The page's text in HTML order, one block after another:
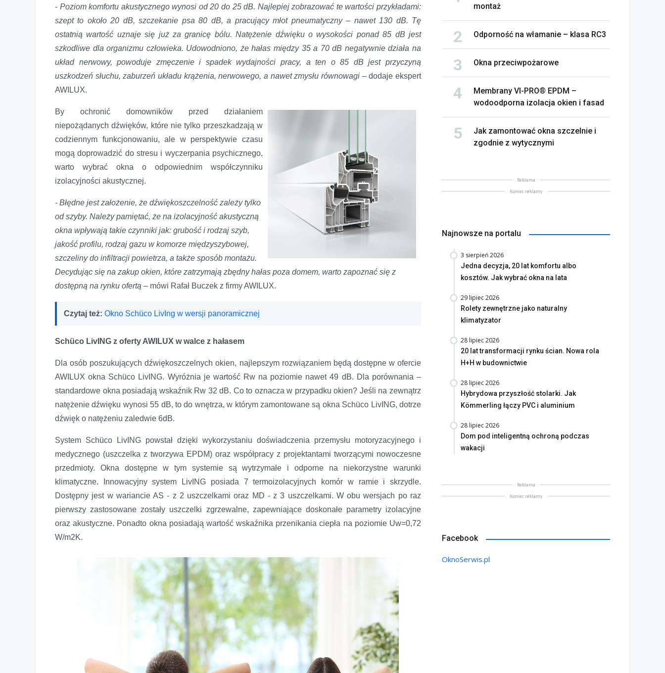
- Poziom komfortu akustycznego wynosi od 20 do 25 dB. Najlepiej zobrazować te wartości przykładami:
szept to około 20 dB, szczekanie psa 80 dB, a pracujący młot pneumatyczny – nawet 130 dB. Tę
ostatnią wartość uznaje się już za granicę bólu. Natężenie dźwięku o wysokości ponad 85 dB jest
szkodliwe dla organizmu człowieka. Udowodniono, że hałas między 35 a 70 dB negatywnie działa na
układ nerwowy, powoduje zmęczenie i spadek wydajności pracy, a ten o 85 dB jest przyczyną
uszkodzeń słuchu, zaburzeń układu krążenia, nerwowego, a nawet zmysłu równowagi – dodaje ekspert
AWILUX.
By ochronić domowników przed działaniem
niepożądanych dźwięków, które nie tylko przeszkadzają w
codziennym funkcjonowaniu, ale w perspektywie czasu
mogą doprowadzić do stresu i wyczerpania psychicznego,
warto wybrać okna o odpowiednim współczynniku
izolacyjności akustycznej.
- Błędne jest założenie, że dźwiękoszczelność zależy tylko
od szyby. Należy pamiętać, że na izolacyjność akustyczną
okna wpływają takie czynniki jak: grubość i rodzaj szyb,
jakość profilu, rodzaj gazu w komorze międzyszybowej,
szczeliny do infiltracji powietrza, a także sposób montażu.
Decydując się na zakup okien, które zatrzymają zbędny hałas poza domem, warto zapoznać się z
dostępną na rynku ofertą – mówi Rafał Buczek z firmy AWILUX.
Czytaj też: Okno Schüco LivIng w wersji panoramicznej
Schüco LivING z oferty AWILUX w walce z hałasem
Dla osób poszukujących dźwiękoszczelnych okien, najlepszym rozwiązaniem będą dostępne w ofercie
AWILUX okna Schüco LivING. Wyróżnia je wartość Rw na poziomie nawet 49 dB. Dla porównania –
standardowe okna posiadają wskaźnik Rw 32 dB. Co to oznacza w przypadku okien? Jeśli na zewnątrz
natężenie dźwięku wynosi 55 dB, to do wnętrza, w którym zamontowane są okna Schüco LivING, dotrze
dźwięk o natężeniu zaledwie 6dB.
System Schüco LivING powstał dzięki wykorzystaniu doświadczenia przemysłu motoryzacyjnego i
medycznego (uszczelka z tworzywa EPDM) oraz współpracy z projektantami tworzącymi nowoczesne
przedmioty. Okna dostępne w tym systemie są wytrzymałe i odporne na niekorzystne warunki
klimatyczne. Innowacyjny system LivING posiada 7 termoizolacyjnych komór w ramie i skrzydle.
Dostępny jest w wariancie AS - z 2 uszczelkami oraz MD - z 3 uszczelkami. W obu wersjach po raz
pierwszy zastosowane zostały uszczelki zgrzewalne, zapewniające doskonałe parametry izolacyjne
oraz akustyczne. Ponadto okna posiadają wartość wskaźnika przenikania ciepła na poziomie Uw=0,72
W/m2K.
montaż
Odporność na włamanie – klasa RC3
Okna przeciwpożarowe
Membrany VI-PRO® EPDM –
wodoodporna izolacja okien i fasad
Jak zamontować okna szczelnie i
zgodnie z wytycznymi
Reklama
Koniec reklamy
Najnowsze na portalu
3 sierpień 2026
Jedna decyzja, 20 lat komfortu albo
kosztów. Jak wybrać okna na lata
29 lipiec 2026
Rolety zewnętrzne jako naturalny
klimatyzator
28 lipiec 2026
20 lat transformacji rynku ścian. Nowa rola
H+H w budownictwie
28 lipiec 2026
Hybrydowa przyszłość stolarki. Jak
Kömmerling łączy PVC i aluminium
28 lipiec 2026
Dom pod inteligentną ochroną podczas
wakacji
Reklama
Koniec reklamy
Facebook
OknoSerwis.pl